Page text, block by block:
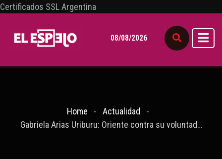
Certificados SSL Argentina
08/08/2026
Home
Actualidad
Gabriela Arias Uriburu: Oriente contra su voluntad…